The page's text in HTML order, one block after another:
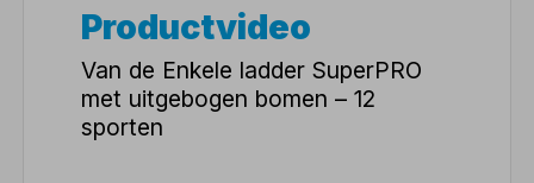
Productvideo
Van de Enkele ladder SuperPRO
met uitgebogen bomen – 12
sporten